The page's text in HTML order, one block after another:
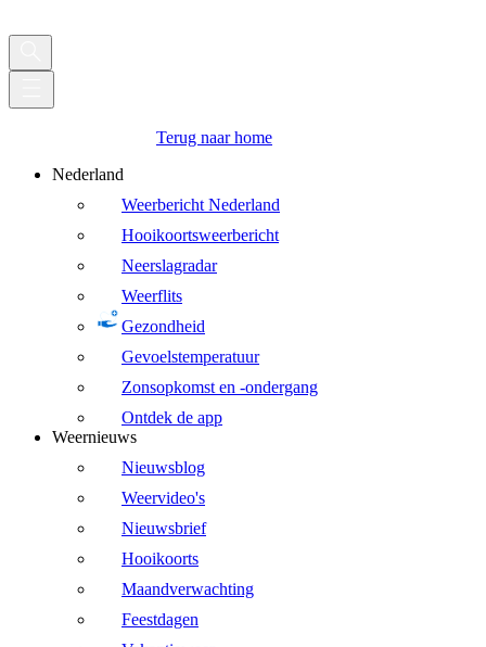
Terug naar home
Nederland
Weerbericht Nederland
Hooikoortsweerbericht
Neerslagradar
Weerflits
Gezondheid
Gevoelstemperatuur
Zonsopkomst en -ondergang
Ontdek de app
Weernieuws
Nieuwsblog
Weervideo's
Nieuwsbrief
Hooikoorts
Maandverwachting
Feestdagen